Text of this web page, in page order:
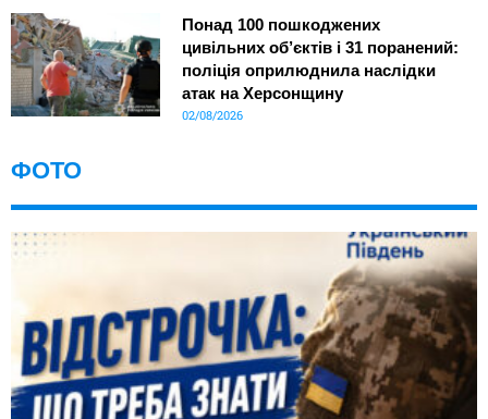
Понад 100 пошкоджених
цивільних об’єктів і 31 поранений:
поліція оприлюднила наслідки
атак на Херсонщину
02/08/2026
ФОТО